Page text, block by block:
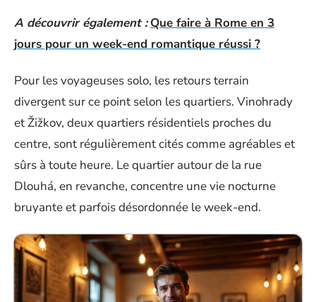
A découvrir également : Que faire à Rome en 3
jours pour un week-end romantique réussi ?
Pour les voyageuses solo, les retours terrain
divergent sur ce point selon les quartiers. Vinohrady
et Žižkov, deux quartiers résidentiels proches du
centre, sont régulièrement cités comme agréables et
sûrs à toute heure. Le quartier autour de la rue
Dlouhá, en revanche, concentre une vie nocturne
bruyante et parfois désordonnée le week-end.